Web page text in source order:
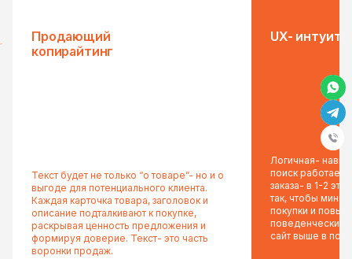
Продающий
копирайтинг
Текст будет не только “о товаре”- но и о
выгоде для потенциального клиента.
Каждая карточка товара, заголовок и
описание подталкивают к покупке,
раскрывая ценность предложения и
формируя доверие. Текст- это часть
воронки продаж.
UX-
Логичная-
поиск работает
заказа- в 1-2
так, чтобы
покупки и
поведенческие
сайт выше в